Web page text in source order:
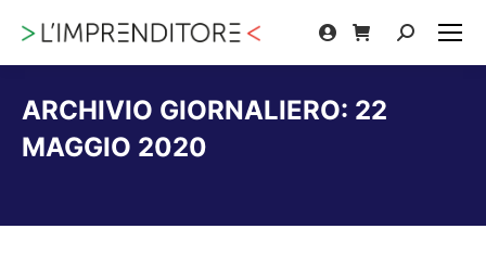
Cerca:
ARCHIVIO GIORNALIERO: 22
MAGGIO 2020